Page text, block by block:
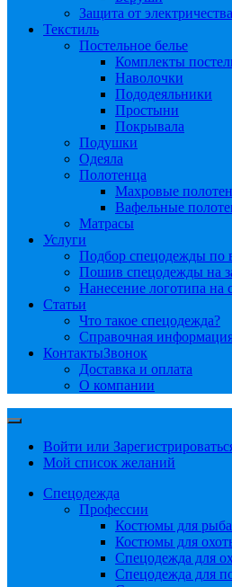
Защита от электричества
Текстиль
Постельное белье
Комплекты
Наволочки
Пододеяльники
Простыни
Покрывала
Подушки
Одеяла
Полотенца
Махровые
Вафельные
Матрасы
Услуги
Подбор спецодежды по
Пошив спецодежды на
Нанесение логотипа на
Статьи
Что такое спецодежда?
Справочная
КонтактыЗвонок
Доставка и оплата
О компании
Войти или
Мой список желаний
Спецодежда
Профессии
Костюмы для
Костюмы для
Спецодежда для
Спецодежда для